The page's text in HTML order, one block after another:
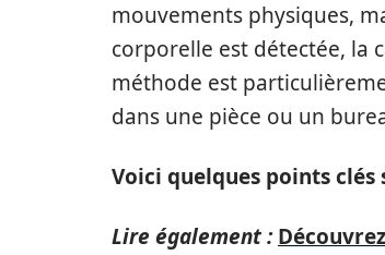
mouvements physiques,
corporelle est détectée, la
méthode est
dans une pièce ou un
Voici quelques points
Lire également :